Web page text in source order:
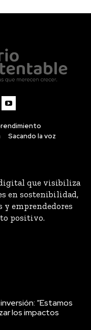
Sacando la voz
que visibiliza
en sostenibilidad,
y emprendedores
positivo.
“Estamos
los impactos